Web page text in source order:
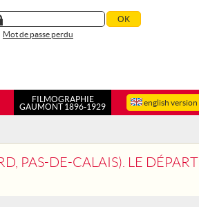
Mot de passe perdu
english version
FILMOGRAPHIE
GAUMONT 1896-1929
DU 30E TOUR DE FRANCE CYCLISTE